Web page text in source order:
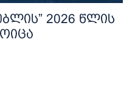
2026 წლის